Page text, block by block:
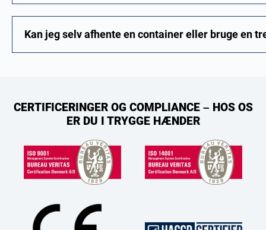
Kan jeg selv afhente en container eller bruge en
CERTIFICERINGER OG COMPLIANCE – HOS OS
ER DU I TRYGGE HÆNDER